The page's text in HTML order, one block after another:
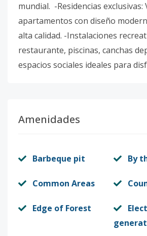
mundial. -Residencias exclusivas:
apartamentos con diseño
alta calidad. -Instalaciones
restaurante, piscinas, canchas
espacios sociales ideales para
Amenidades
Barbeque pit By
Common Areas
Edge of Forest